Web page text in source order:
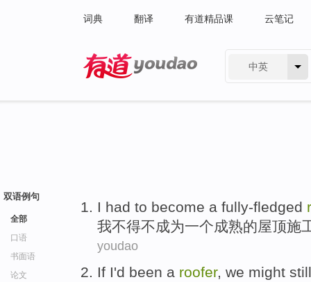
词典 翻译 有道精品课 云笔记
中英
双语例句
全部
口语
书面语
论文
I had to become a fully-fledged
我不得不成为一个成熟的屋顶施
youdao
If I'd been a roofer, we might still